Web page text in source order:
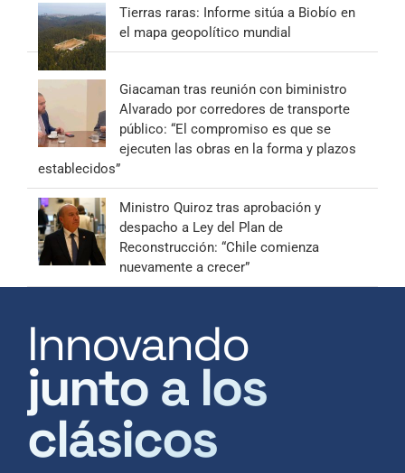
Tierras raras: Informe sitúa a Biobío en
el mapa geopolítico mundial
Giacaman tras reunión con biministro
Alvarado por corredores de transporte
público: “El compromiso es que se
ejecuten las obras en la forma y plazos
establecidos”
Ministro Quiroz tras aprobación y
despacho a Ley del Plan de
Reconstrucción: “Chile comienza
nuevamente a crecer”
Innovando
junto a los
clásicos